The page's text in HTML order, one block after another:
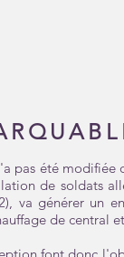
pas été
de soldats
va générer un
de central